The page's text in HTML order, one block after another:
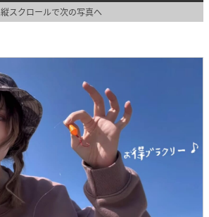
縦スクロールで次の写真へ